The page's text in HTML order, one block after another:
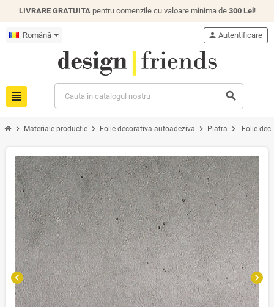
LIVRARE GRATUITApentru comenzile cu valoare minima de 300 Lei!
Română
view_headline search
person Autentificare
chevron_right Materiale productie chevron_right Folie decorativa autoadeziva chevron_right Piatra chevron_right Folie
chevron_left chevron_right